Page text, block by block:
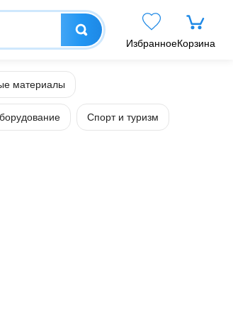
ИзбранноеКорзина
материалы
Спорт и туризм